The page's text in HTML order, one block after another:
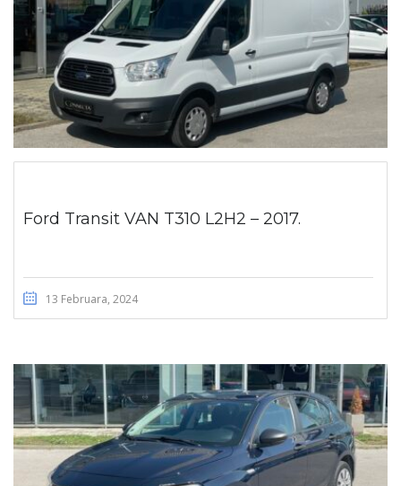
Ford Transit VAN T310 L2H2 – 2017.
13 Februara, 2024